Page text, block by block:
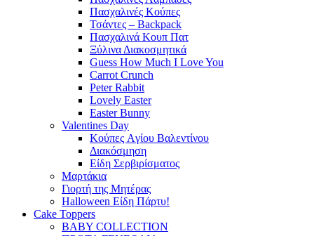
Πασχαλινές Κούπες
Τσάντες – Backpack
Πασχαλινά Κουπ Πατ
Ξύλινα Διακοσμητικά
Guess How Much I Love You
Carrot Crunch
Peter Rabbit
Lovely Easter
Easter Bunny
Valentines Day
Κούπες Aγίου Βαλεντίνου
Διακόσμηση
Είδη Σερβιρίσματος
Μαρτάκια
Γιορτή της Μητέρας
Halloween Είδη Πάρτυ!
Cake Toppers
BABY COLLECTION